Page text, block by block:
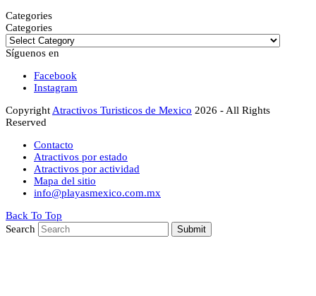
Categories
Categories
Síguenos en
Facebook
Instagram
CopyrightAtractivos Turisticos de Mexico 2026 - All Rights
Reserved
Contacto
Atractivos por estado
Atractivos por actividad
Mapa del sitio
info@playasmexico.com.mx
Back To Top
Search
Submit